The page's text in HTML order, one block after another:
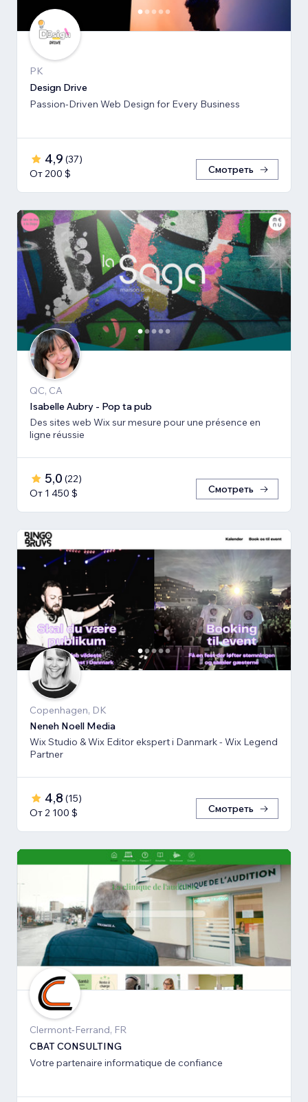
PK
Design Drive
Passion-Driven Web Design for Every Business
4,9 (37)
От 200 $
Смотреть
QC, CA
Isabelle Aubry - Pop ta pub
Des sites web Wix sur mesure pour une présence en
ligne réussie
5,0 (22)
От 1 450 $
Смотреть
Copenhagen, DK
Neneh Noell Media
Wix Studio & Wix Editor ekspert i Danmark - Wix Legend
Partner
4,8 (15)
От 2 100 $
Смотреть
Clermont-Ferrand, FR
CBAT CONSULTING
Votre partenaire informatique de confiance